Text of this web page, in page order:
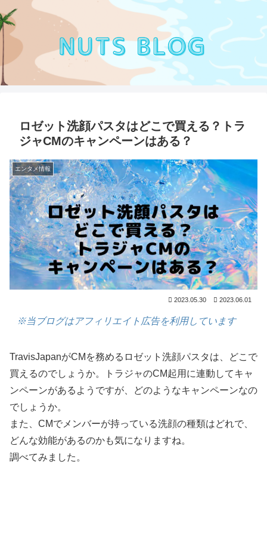
ロゼット洗顔パスタはどこで買える？トラ
ジャCMのキャンペーンはある？
エンタメ情報
2023.05.30 2023.06.01
※当ブログはアフィリエイト広告を利用しています
TravisJapanがCMを務めるロゼット洗顔パスタは、どこで
買えるのでしょうか。トラジャのCM起用に連動してキャ
ンペーンがあるようですが、どのようなキャンペーンなの
でしょうか。
また、CMでメンバーが持っている洗顔の種類はどれで、
どんな効能があるのかも気になりますね。
調べてみました。